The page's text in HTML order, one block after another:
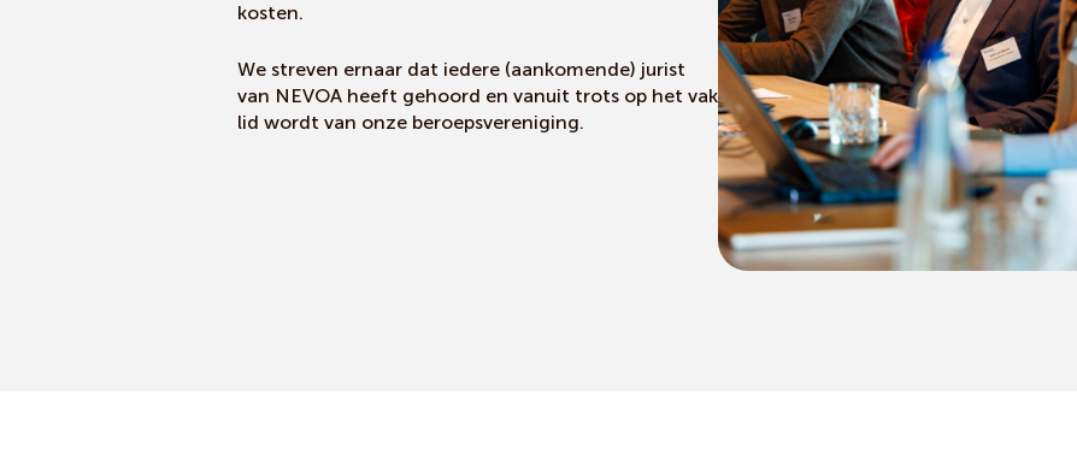
kosten.
We streven ernaar dat iedere (aankomende) jurist
van NEVOA heeft gehoord en vanuit trots op het vak
lid wordt van onze beroepsvereniging.